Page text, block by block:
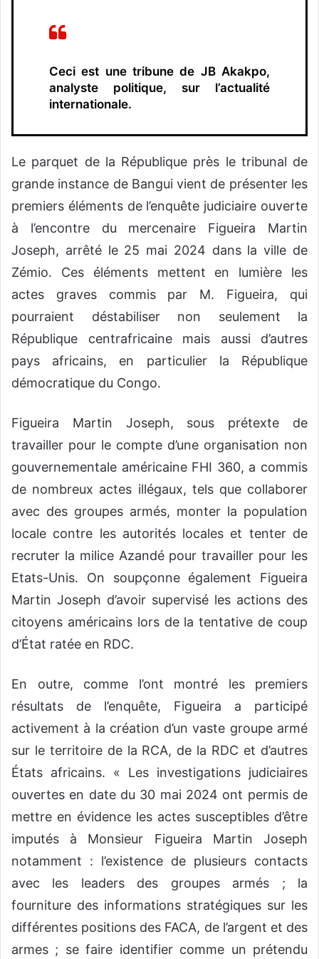
Ceci est une tribune de JB Akakpo,
analyste politique, sur l’actualité
internationale.
Le parquet de la République près le tribunal de
grande instance de Bangui vient de présenter les
premiers éléments de l’enquête judiciaire ouverte
à l’encontre du mercenaire Figueira Martin
Joseph, arrêté le 25 mai 2024 dans la ville de
Zémio. Ces éléments mettent en lumière les
actes graves commis par M. Figueira, qui
pourraient déstabiliser non seulement la
République centrafricaine mais aussi d’autres
pays africains, en particulier la République
démocratique du Congo.
Figueira Martin Joseph, sous prétexte de
travailler pour le compte d’une organisation non
gouvernementale américaine FHI 360, a commis
de nombreux actes illégaux, tels que collaborer
avec des groupes armés, monter la population
locale contre les autorités locales et tenter de
recruter la milice Azandé pour travailler pour les
Etats-Unis. On soupçonne également Figueira
Martin Joseph d’avoir supervisé les actions des
citoyens américains lors de la tentative de coup
d’État ratée en RDC.
En outre, comme l’ont montré les premiers
résultats de l’enquête, Figueira a participé
activement à la création d’un vaste groupe armé
sur le territoire de la RCA, de la RDC et d’autres
États africains. « Les investigations judiciaires
ouvertes en date du 30 mai 2024 ont permis de
mettre en évidence les actes susceptibles d’être
imputés à Monsieur Figueira Martin Joseph
notamment : l’existence de plusieurs contacts
avec les leaders des groupes armés ; la
fourniture des informations stratégiques sur les
différentes positions des FACA, de l’argent et des
armes ; se faire identifier comme un prétendu